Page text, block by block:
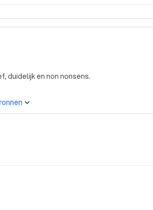
duidelijk en non nonsens.